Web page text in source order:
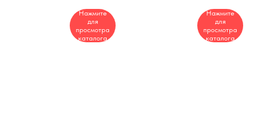
Нажмите
для
просмотра
каталога
Нажмите
для
просмотра
каталога